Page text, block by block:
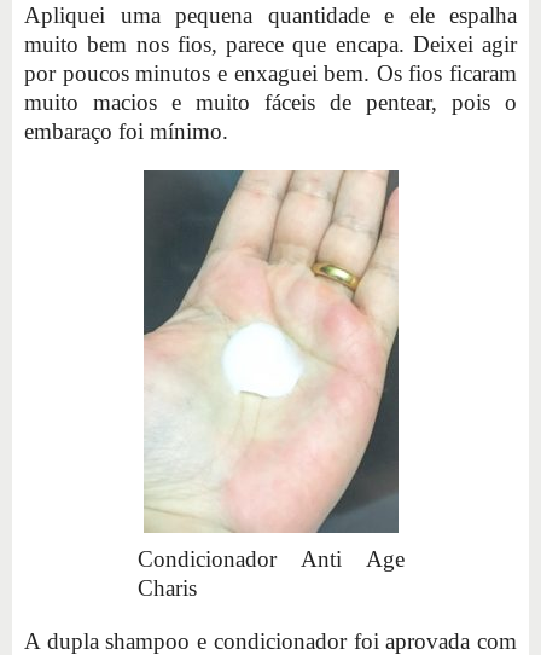
Apliquei uma pequena quantidade e ele espalha
muito bem nos fios, parece que encapa. Deixei agir
por poucos minutos e enxaguei bem. Os fios ficaram
muito macios e muito fáceis de pentear, pois o
embaraço foi mínimo.
Condicionador Anti Age
Charis
A dupla shampoo e condicionador foi aprovada com